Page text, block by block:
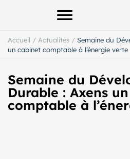
Afficher le menu
Accueil / Actualités / Semaine du
un cabinet comptable à l’énergie verte
Semaine du
Durable : Axens
comptable à